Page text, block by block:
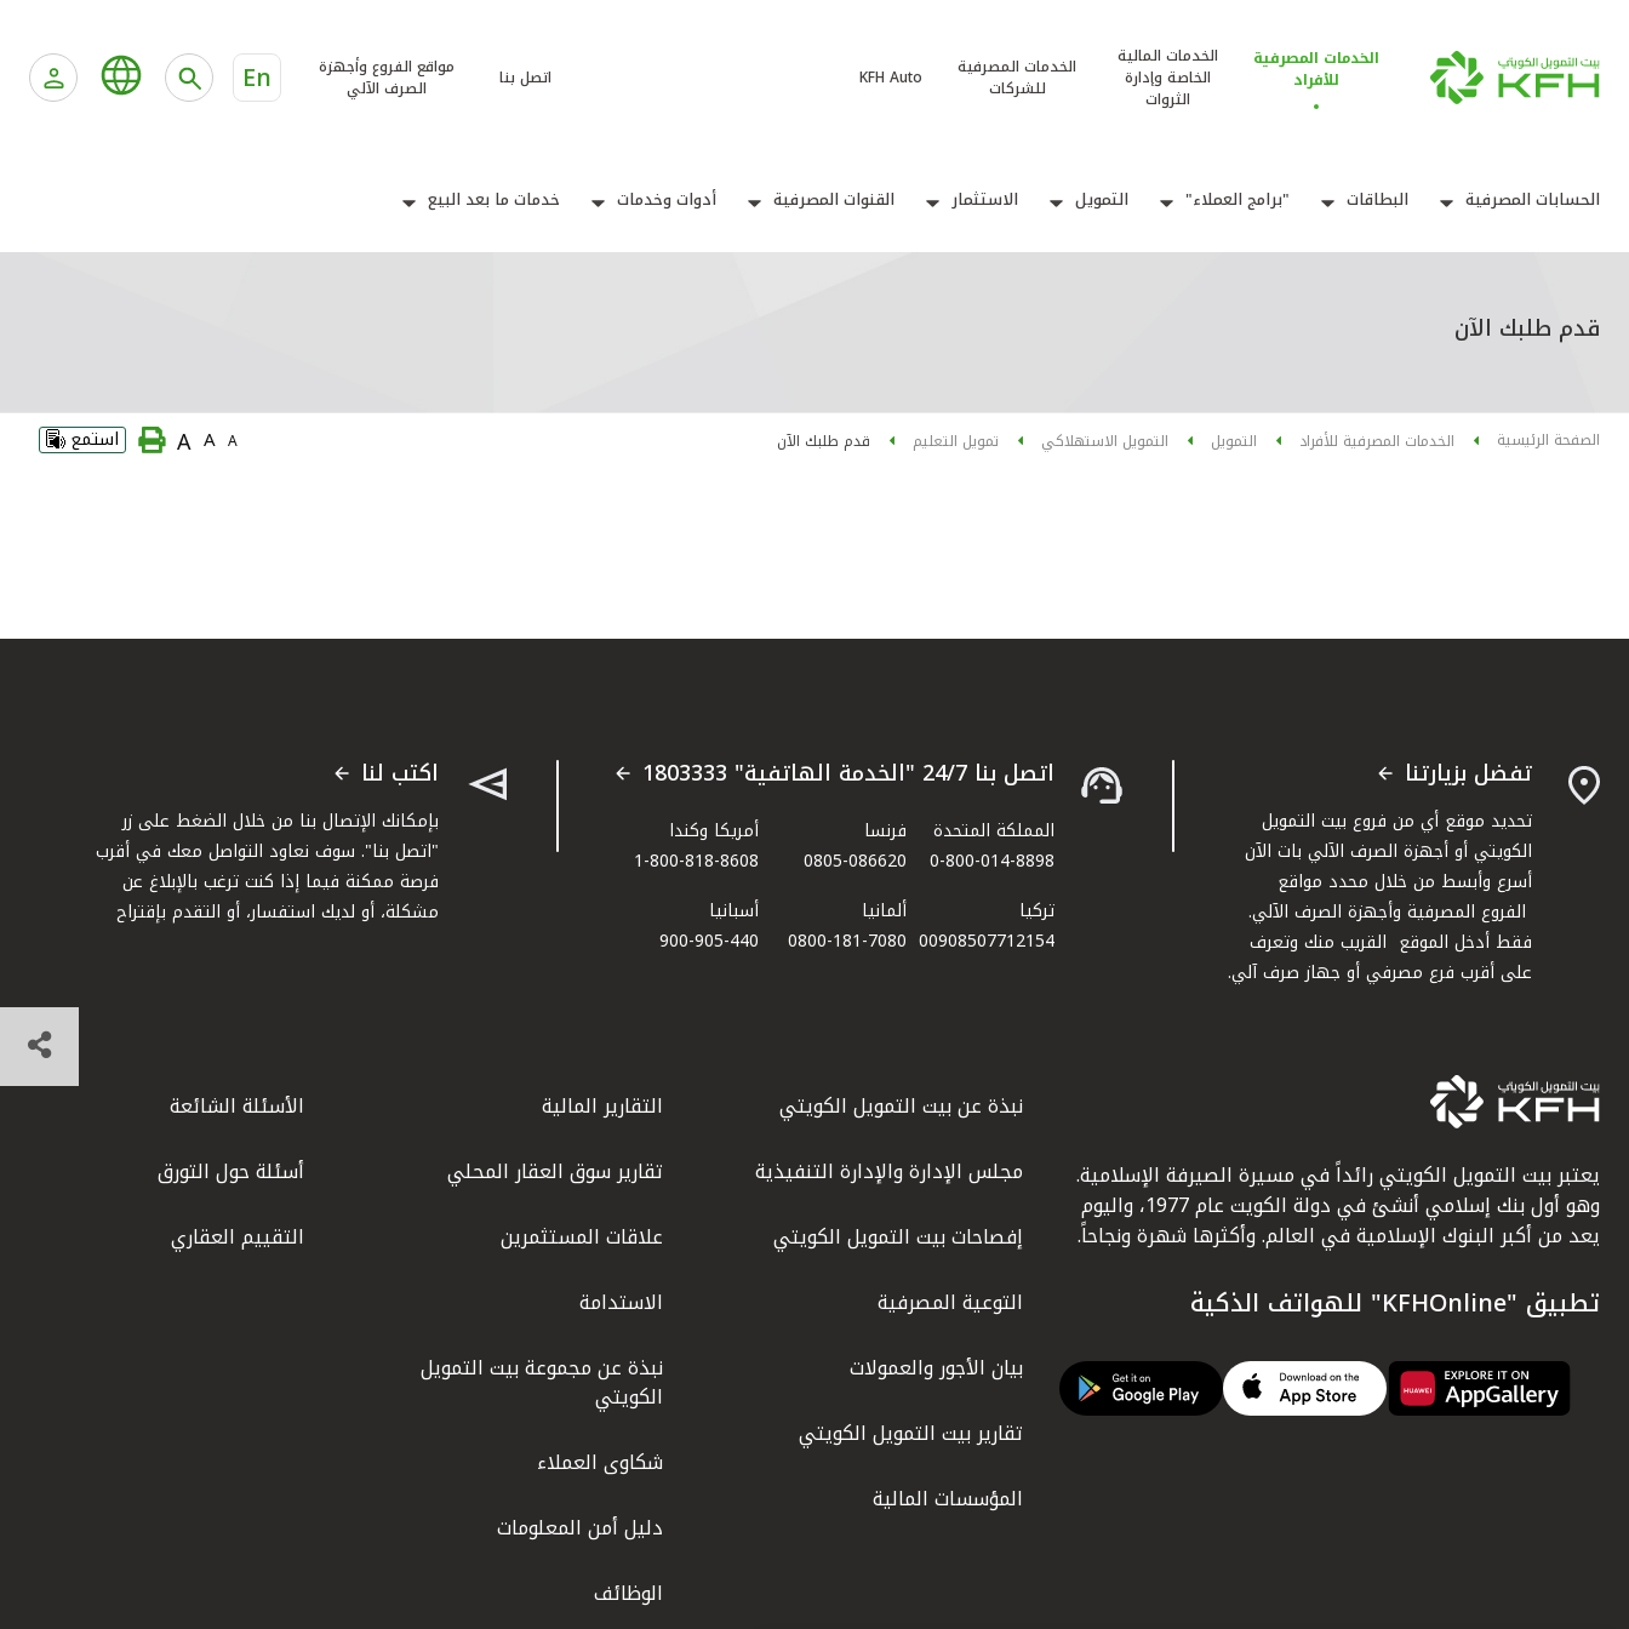
الخدمات المصرفية
للأفراد
الخدمات المالية
الخاصة وإدارة
الثروات
الخدمات المصرفية
للشركات
KFH Auto اتصل بنا
مواقع الفروع وأجهزة
الصرف الآلي
En
الحسابات المصرفية البطاقات "برامج العملاء" التمويل الاستثمار القنوات المصرفية أدوات وخدمات خدمات ما بعد البيع
قدم طلبك الآن
الصفحة الرئيسية الخدمات المصرفية للأفراد التمويل التمويل الاستهلاكي تمويل التعليم قدم طلبك الآن A
A
A استمع
تفضل بزيارتنا
تحديد موقع أي من فروع بيت التمويل
الكويتي أو أجهزة الصرف الآلي بات الآن
أسرع وأبسط من خلال محدد مواقع
الفروع المصرفية وأجهزة الصرف الآلي.
فقط أدخل الموقع القريب منك وتعرف
على أقرب فرع مصرفي أو جهاز صرف آلي.
اتصل بنا 24/7 "الخدمة الهاتفية" 1803333
المملكة المتحدة
0-800-014-8898
فرنسا
0805-086620
أمريكا وكندا
1-800-818-8608
تركيا
00908507712154​
ألمانيا
0800-181-7080
أسبانيا
900-905-440
اكتب لنا
بإمكانك الإتصال بنا من خلال الضغط على زر
"اتصل بنا". سوف نعاود التواصل معك في أقرب
فرصة ممكنة فيما إذا كنت ترغب بالإبلاغ عن
مشكلة، أو لديك استفسار، أو التقدم بإقتراح
يعتبر بيت التمويل الكويتي رائداً في مسيرة الصيرفة الإسلامية.
وهو أول بنك إسلامي أنشئ في دولة الكويت عام 1977، واليوم
يعد من أكبر البنوك الإسلامية في العالم. وأكثرها شهرة ونجاحاً.
تطبيق "KFHOnline" للهواتف الذكية
نبذة عن بيت التمويل الكويتي
مجلس الإدارة والإدارة التنفيذية
إفصاحات بيت التمويل الكويتي
التوعية المصرفية
بيان الأجور والعمولات
تقارير بيت التمويل الكويتي
المؤسسات المالية
التقارير المالية
تقارير سوق العقار المحلي
علاقات المستثمرين
الاستدامة
نبذة عن مجموعة بيت التمويل
الكويتي
شكاوى العملاء
دليل أمن المعلومات
الوظائف
الأسئلة الشائعة
أسئلة حول التورق
التقييم العقاري